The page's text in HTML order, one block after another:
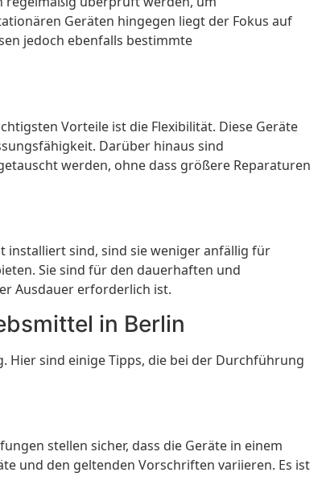
Geräten hingegen liegt der Fokus auf
jedoch ebenfalls bestimmte
Vorteile ist die Flexibilität. Diese Geräte
Darüber hinaus sind
werden, ohne dass größere Reparaturen
installiert sind, sind sie weniger anfällig für
Sie sind für den dauerhaften und
Ausdauer erforderlich ist.
in Berlin
sind einige Tipps, die bei der Durchführung
stellen sicher, dass die Geräte in einem
und den geltenden Vorschriften variieren. Es ist